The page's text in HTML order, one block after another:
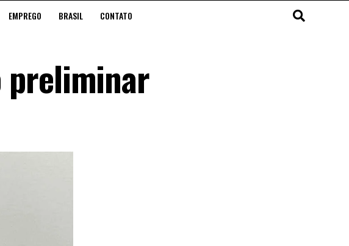
EMPREGO BRASIL CONTATO
preliminar